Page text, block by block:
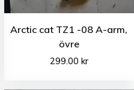
Arctic cat TZ1 -08 A-arm,
övre
299.00 kr